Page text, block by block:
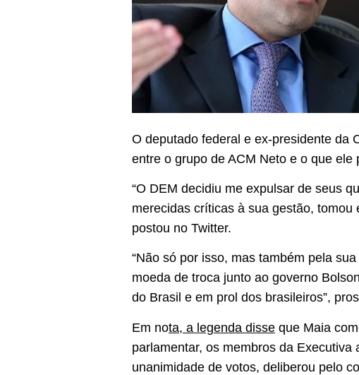
O deputado federal e ex-presidente da
entre o grupo de ACM Neto e o que
“O DEM decidiu me expulsar de seus
merecidas críticas à sua gestão, tomou
postou no Twitter.
“Não só por isso, mas também pela
moeda de troca junto ao governo
do Brasil e em prol dos brasileiros”,
Em nota, a legenda disse que Maia
parlamentar, os membros da
unanimidade de votos, deliberou pelo